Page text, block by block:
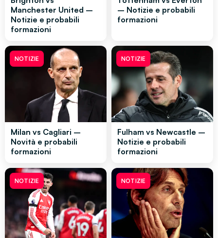
Manchester United –
Notizie e probabili
formazioni
– Notizie e probabili
formazioni
NOTIZIE
Milan vs Cagliari –
Novità e probabili
formazioni
NOTIZIE
Fulham vs Newcastle –
Notizie e probabili
formazioni
NOTIZIE NOTIZIE